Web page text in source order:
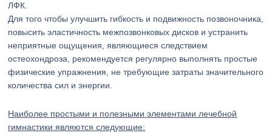
ЛФК.
Для того чтобы улучшить гибкость и подвижность позвоночника,
повысить эластичность межпозвонковых дисков и устранить
неприятные ощущения, являющиеся следствием
остеохондроза, рекомендуется регулярно выполнять простые
физические упражнения, не требующие затраты значительного
количества сил и энергии.
Наиболее простыми и полезными элементами лечебной
гимнастики являются следующие: